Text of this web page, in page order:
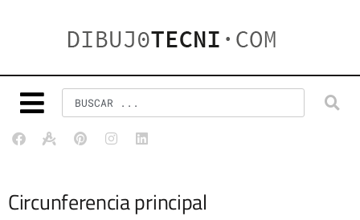
Circunferencia principal